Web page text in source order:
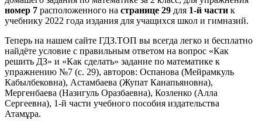
номер 7 расположенного на странице 29 для 1-й части к
учебнику 2022 года издания для учащихся школ и гимназий.
Теперь на нашем сайте ГДЗ.ТОП вы всегда легко и бесплатно
найдёте условие с правильным ответом на вопрос «Как
решить ДЗ» и «Как сделать» задание по математике к
упражнению №7 (с. 29), авторов: Оспанова (Мейрамкуль
Кабылбековна), Астамбаева (Жупат Канапьяновна),
Мергенбаева (Назигуль Оразбаевна), Козленко (Алла
Сергеевна), 1-й части учебного пособия издательства
Атамұра.